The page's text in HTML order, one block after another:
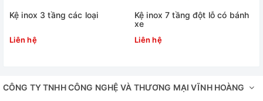
Kệ inox 3 tầng các loại
Liên hệ
Kệ inox 7 tầng đột lỗ có bánh
xe
Liên hệ
CÔNG TY TNHH CÔNG NGHỆ VÀ THƯƠNG MẠI VĨNH HOÀNG